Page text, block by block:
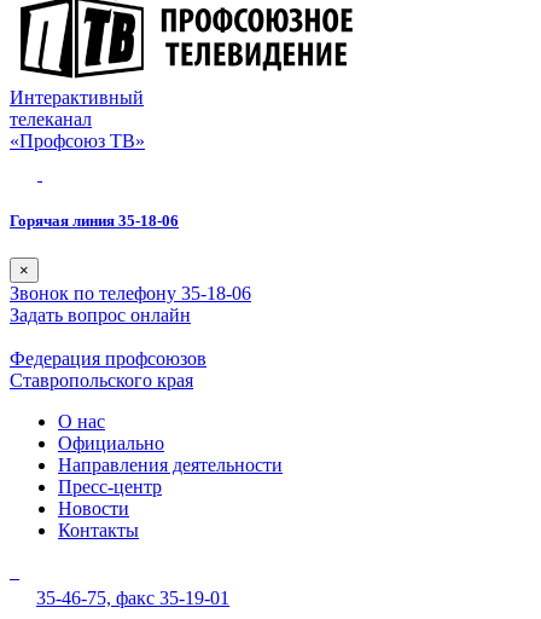
Интерактивный
телеканал
«Профсоюз ТВ»
Горячая линия 35-18-06
×
Звонок по телефону 35-18-06
Задать вопрос онлайн
Федерация профсоюзов
Ставропольского края
О нас
Официально
Направления деятельности
Пресс-центр
Новости
Контакты
35-46-75, факс 35-19-01